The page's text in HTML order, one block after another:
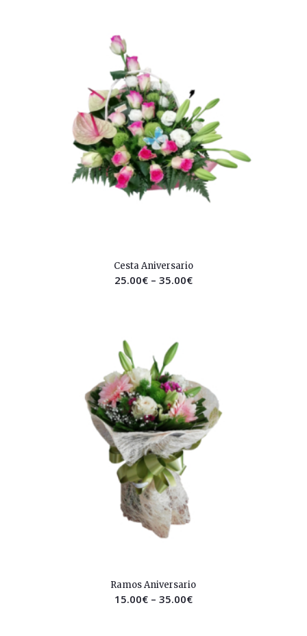
Cesta Aniversario
25.00€– 35.00€
Ramos Aniversario
15.00€– 35.00€